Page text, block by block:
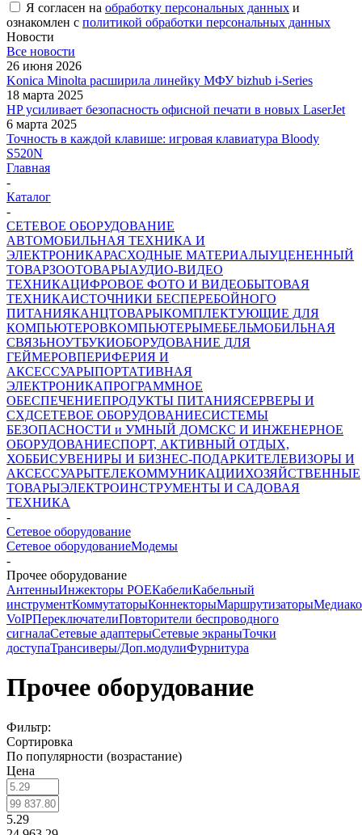
Я согласен на обработку персональных данных и
ознакомлен с политикой обработки персональных данных
Новости
Все новости
26 июня 2026
Konica Minolta расширила линейку МФУ bizhub i-Series
18 марта 2025
HP усиливает безопасность офисной печати в новых LaserJet
6 марта 2025
Точность в каждой клавише: игровая клавиатура Bloody
S520N
Главная
-
Каталог
-
СЕТЕВОЕ ОБОРУДОВАНИЕ
АВТОМОБИЛЬНАЯ ТЕХНИКА И
ЭЛЕКТРОНИКАРАСХОДНЫЕ МАТЕРИАЛЫУЦЕНЕННЫЙ
ТОВАРЗООТОВАРЫАУДИО-ВИДЕО
ТЕХНИКАЦИФРОВОЕ ФОТО И ВИДЕОБЫТОВАЯ
ТЕХНИКАИСТОЧНИКИ БЕСПЕРЕБОЙНОГО
ПИТАНИЯКАНЦТОВАРЫКОМПЛЕКТУЮЩИЕ ДЛЯ
КОМПЬЮТЕРОВКОМПЬЮТЕРЫМЕБЕЛЬМОБИЛЬНАЯ
СВЯЗЬНОУТБУКИОБОРУДОВАНИЕ ДЛЯ
ГЕЙМЕРОВПЕРИФЕРИЯ И
АКСЕССУАРЫПОРТАТИВНАЯ
ЭЛЕКТРОНИКАПРОГРАММНОЕ
ОБЕСПЕЧЕНИЕПРОДУКТЫ ПИТАНИЯСЕРВЕРЫ И
СХДСЕТЕВОЕ ОБОРУДОВАНИЕСИСТЕМЫ
БЕЗОПАСНОСТИ и УМНЫЙ ДОМСКС И ИНЖЕНЕРНОЕ
ОБОРУДОВАНИЕСПОРТ, АКТИВНЫЙ ОТДЫХ,
ХОББИСУВЕНИРЫ И БИЗНЕС-ПОДАРКИТЕЛЕВИЗОРЫ И
АКСЕССУАРЫТЕЛЕКОММУНИКАЦИИХОЗЯЙСТВЕННЫЕ
ТОВАРЫЭЛЕКТРОИНСТРУМЕНТЫ И САДОВАЯ
ТЕХНИКА
-
Cетевое оборудование
Cетевое оборудованиеМодемы
-
Прочее оборудование
АнтенныИнжекторы POEКабелиКабельный
инструментКоммутаторыКоннекторыМаршрутизаторы
VoIPПереключателиПовторители беспроводного
сигналаСетевые адаптерыСетевые экраныТочки
доступаТрансиверы/Доп.модулиФурнитура
Прочее оборудование
Фильтр:
Сортировка
По популярности (возрастание)
Цена
5.29